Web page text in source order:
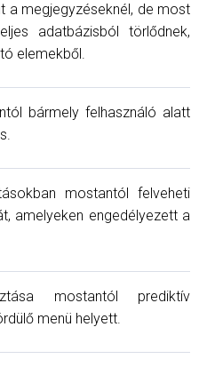
a megjegyzéseknél, de most
adatbázisból törlődnek,
elemekből.
bármely felhasználó alatt
mostantól felveheti
amelyeken engedélyezett a
mostantól prediktív
menü helyett.